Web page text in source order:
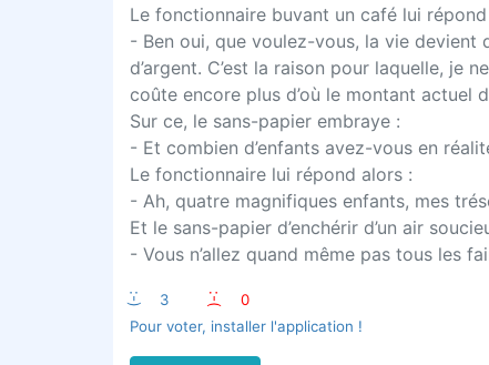
Le fonctionnaire buvant un café lui
- Ben oui, que voulez-vous, la vie devient
d’argent. C’est la raison pour laquelle, je
coûte encore plus d’où le montant actuel
Sur ce, le sans-papier embraye :
- Et combien d’enfants avez-vous en
Le fonctionnaire lui répond alors :
- Ah, quatre magnifiques enfants, mes
Et le sans-papier d’enchérir d’un air
- Vous n’allez quand même pas tous les
:-) 3 :-(
0
Pour voter, installer l'application !